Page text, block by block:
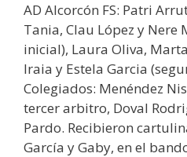
AD Alcorcón FS: Patri
Tania, Clau López y Nere
inicial), Laura Oliva,
Iraia y Estela Garcia
Colegiados: Menéndez
tercer arbitro, Doval
Pardo. Recibieron
García y Gaby, en el